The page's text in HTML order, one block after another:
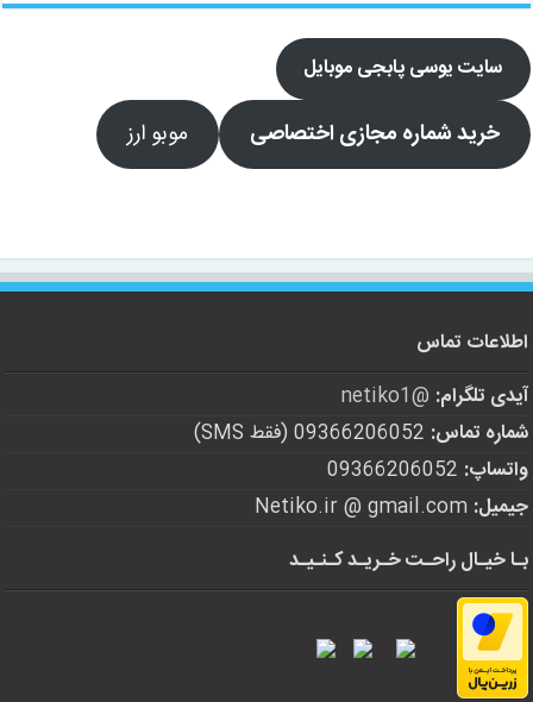
سایت یوسی پابجی موبایل
خرید شماره مجازی اختصاصی موبو ارز
اطلاعات تماس
آیدی تلگرام: @netiko1
شماره تماس:
واتساپ:
جیمیل:
بـا خیـال راحـت خـریـد کـنـیـد